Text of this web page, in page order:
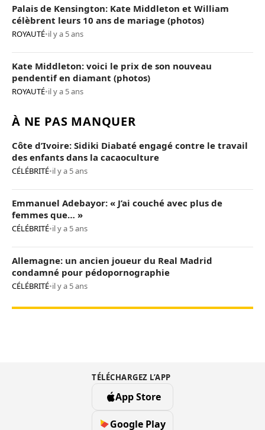
Palais de Kensington: Kate Middleton et William
célèbrent leurs 10 ans de mariage (photos)
ROYAUTÉ•il y a 5 ans
Kate Middleton: voici le prix de son nouveau
pendentif en diamant (photos)
ROYAUTÉ•il y a 5 ans
À NE PAS MANQUER
Côte d’Ivoire: Sidiki Diabaté engagé contre le travail
des enfants dans la cacaoculture
CÉLÉBRITÉ•il y a 5 ans
Emmanuel Adebayor: « J’ai couché avec plus de
femmes que… »
CÉLÉBRITÉ•il y a 5 ans
Allemagne: un ancien joueur du Real Madrid
condamné pour pédopornographie
CÉLÉBRITÉ•il y a 5 ans
TÉLÉCHARGEZ L’APP
App Store
Google Play